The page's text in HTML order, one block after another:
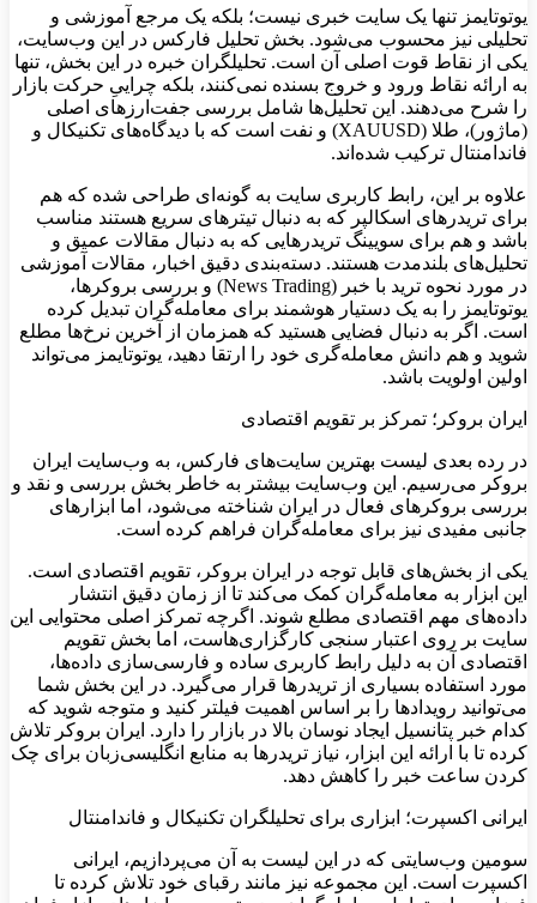
یوتوتایمز تنها یک سایت خبری نیست؛ بلکه یک مرجع آموزشی و
تحلیلی نیز محسوب می‌شود. بخش تحلیل فارکس در این وب‌سایت،
یکی از نقاط قوت اصلی آن است. تحلیلگران خبره در این بخش، تنها
به ارائه نقاط ورود و خروج بسنده نمی‌کنند، بلکه چراییِ حرکت بازار
را شرح می‌دهند. این تحلیل‌ها شامل بررسی جفت‌ارزهای اصلی
(ماژور)، طلا (XAUUSD) و نفت است که با دیدگاه‌های تکنیکال و
فاندامنتال ترکیب شده‌اند.
علاوه بر این، رابط کاربری سایت به گونه‌ای طراحی شده که هم
برای تریدرهای اسکالپر که به دنبال تیترهای سریع هستند مناسب
باشد و هم برای سویینگ تریدرهایی که به دنبال مقالات عمیق و
تحلیل‌های بلندمدت هستند. دسته‌بندی دقیق اخبار، مقالات آموزشی
در مورد نحوه ترید با خبر (News Trading) و بررسی بروکرها،
یوتوتایمز را به یک دستیار هوشمند برای معامله‌گران تبدیل کرده
است. اگر به دنبال فضایی هستید که همزمان از آخرین نرخ‌ها مطلع
شوید و هم دانش معامله‌گری خود را ارتقا دهید، یوتوتایمز می‌تواند
اولین اولویت باشد.
ایران بروکر؛ تمرکز بر تقویم اقتصادی
در رده بعدی لیست بهترین سایت‌های فارکس، به وب‌سایت ایران
بروکر می‌رسیم. این وب‌سایت بیشتر به خاطر بخش بررسی و نقد و
بررسی بروکرهای فعال در ایران شناخته می‌شود، اما ابزارهای
جانبی مفیدی نیز برای معامله‌گران فراهم کرده است.
یکی از بخش‌های قابل توجه در ایران بروکر، تقویم اقتصادی است.
این ابزار به معامله‌گران کمک می‌کند تا از زمان دقیق انتشار
داده‌های مهم اقتصادی مطلع شوند. اگرچه تمرکز اصلی محتوایی این
سایت بر روی اعتبار سنجی کارگزاری‌هاست، اما بخش تقویم
اقتصادی آن به دلیل رابط کاربری ساده و فارسی‌سازی داده‌ها،
مورد استفاده بسیاری از تریدرها قرار می‌گیرد. در این بخش شما
می‌توانید رویدادها را بر اساس اهمیت فیلتر کنید و متوجه شوید که
کدام خبر پتانسیل ایجاد نوسان بالا در بازار را دارد. ایران بروکر تلاش
کرده تا با ارائه این ابزار، نیاز تریدرها به منابع انگلیسی‌زبان برای چک
کردن ساعت خبر را کاهش دهد.
ایرانی اکسپرت؛ ابزاری برای تحلیلگران تکنیکال و فاندامنتال
سومین وب‌سایتی که در این لیست به آن می‌پردازیم، ایرانی
اکسپرت است. این مجموعه نیز مانند رقبای خود تلاش کرده تا